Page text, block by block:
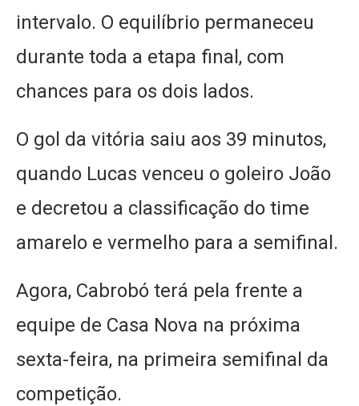
intervalo. O equilíbrio permaneceu
durante toda a etapa final, com
chances para os dois lados.
O gol da vitória saiu aos 39 minutos,
quando Lucas venceu o goleiro João
e decretou a classificação do time
amarelo e vermelho para a semifinal.
Agora, Cabrobó terá pela frente a
equipe de Casa Nova na próxima
sexta-feira, na primeira semifinal da
competição.